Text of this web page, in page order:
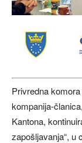
Privredna
kompanija-
Kantona,
zapošljavanja“, u